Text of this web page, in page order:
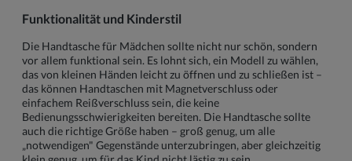
Funktionalität und Kinderstil
Die Handtasche für Mädchen sollte nicht nur schön, sondern
vor allem funktional sein. Es lohnt sich, ein Modell zu wählen,
das von kleinen Händen leicht zu öffnen und zu schließen ist –
das können Handtaschen mit Magnetverschluss oder
einfachem Reißverschluss sein, die keine
Bedienungsschwierigkeiten bereiten. Die Handtasche sollte
auch die richtige Größe haben – groß genug, um alle
„notwendigen" Gegenstände unterzubringen, aber gleichzeitig